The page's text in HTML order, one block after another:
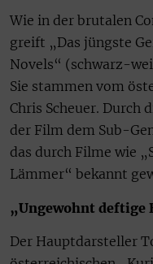
Wie in der brutalen
greift „Das jüngste
Novels“ (schwarz-
Sie stammen vom
Chris Scheuer. Durch
der Film dem Sub-
das durch Filme wie
Lämmer“ bekannt
„Ungewohnt deftige
Der Hauptdarsteller